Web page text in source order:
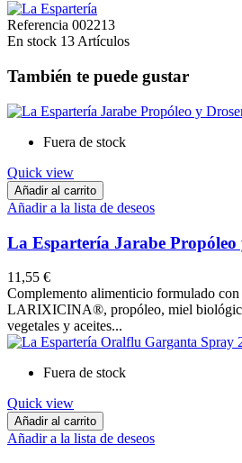
Referencia 002213
En stock 13 Artículos
También te puede gustar
Fuera de stock
Quick view
Añadir al carrito
Añadir a la lista de deseos
La Espartería Jarabe Propóleo
11,55 €
Complemento alimenticio formulado
LARIXICINA®, propóleo, miel
vegetales y aceites...
Fuera de stock
Quick view
Añadir al carrito
Añadir a la lista de deseos